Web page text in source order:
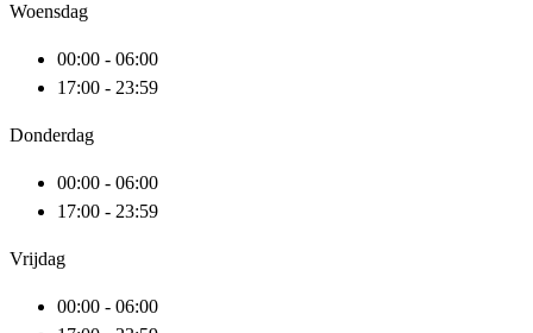
Woensdag
00:00 - 06:00
17:00 - 23:59
Donderdag
00:00 - 06:00
17:00 - 23:59
Vrijdag
00:00 - 06:00